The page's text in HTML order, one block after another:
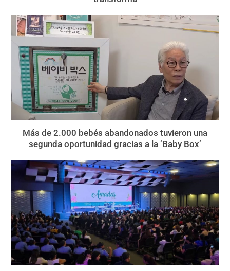
Más de 2.000 bebés abandonados tuvieron una
segunda oportunidad gracias a la ‘Baby Box’